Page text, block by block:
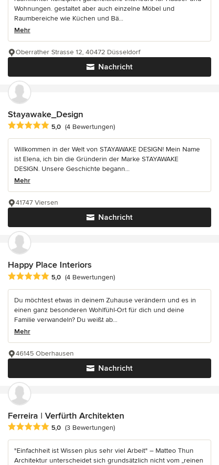
Wohnungen. gestaltet aber auch einzelne Möbel und
Raumbereiche wie Küchen und Bä...
Mehr
Nachricht
Oberrather Strasse 12, 40472 Düsseldorf
Stayawake_Design
Durchschnittliche Bewertung: 5 von 5 Sternen
5,0 (4 Bewertungen)
Willkommen in der Welt von STAYAWAKE DESIGN! Mein Name
ist Elena, ich bin die Gründerin der Marke STAYAWAKE
DESIGN. Unsere Geschichte begann...
Mehr
Nachricht
41747 Viersen
Happy Place Interiors
Durchschnittliche Bewertung: 5 von 5 Sternen
5,0 (4 Bewertungen)
Du möchtest etwas in deinem Zuhause verändern und es in
einen ganz besonderen Wohlfühl-Ort für dich und deine
Familie verwandeln? Du weißt ab...
Mehr
Nachricht
46145 Oberhausen
Ferreira | Verfürth Architekten
Durchschnittliche Bewertung: 5 von 5 Sternen
5,0 (3 Bewertungen)
"Einfachheit ist Wissen plus sehr viel Arbeit" – Matteo Thun
Architektur unterscheidet sich grundsätzlich nicht vom „reinen